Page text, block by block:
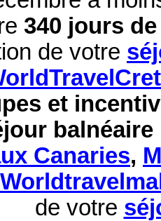
340 jours
de votre
et
balnéaire
Canaries,
de votre